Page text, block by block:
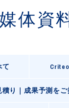
媒体資
Criteo
積り｜成果予測を